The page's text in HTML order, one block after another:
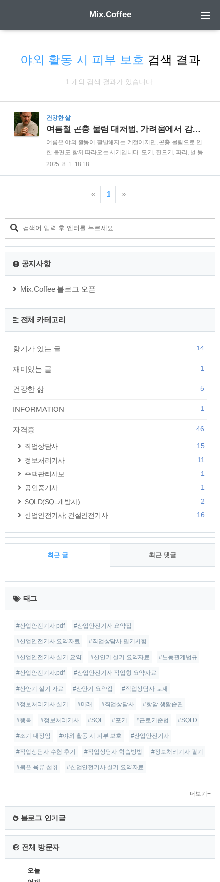
Mix.Coffee
야외 활동 시 피부 보호 검색 결과
1 개의 검색 결과가 있습니다.
건강한 삶
여름철 곤충 물림 대처법, 가려움에서 감염까지 완벽히 관리하기
여름은 야외 활동이 활발해지는 계절이지만, 곤충 물림으로 인
한 불편도 함께 따라오는 시기입니다. 모기, 진드기, 파리, 벌 등
다양한 곤충이 피부에 자극을 주며 알레르기 반응을 유발할 수
수 있습니다. 따라서 올바른 예방과 관리 방법을 통해 곤충 물림
으로 인한 피부 문제를 효과적으로 대처할 필요가 있습니다. 이
인한 피부 반응곤충 물림으로 인해 발생하는 반응은 보통 국소
부위에서 가볍게 끝나는 경우가 많습니다. 하지만 사람에 따라
피부 면역 체계의 과민 반응..
2025. 8. 1. 18:18
« 1 »
공지사항
Mix.Coffee 블로그 오픈
전체 카테고리
향기가 있는 글 14
재미있는 글 1
건강한 삶 5
INFORMATION 1
자격증 46
직업상담사
15
정보처리기사
11
주택관리사보
1
공인중개사
1
SQLD(SQL개발자)
2
산업안전기사; 건설안전기사
16
최근 글 최근 댓글
최
근
글
태그
#산업안전기사 pdf #산업안전기사 요약집
#산업안전기사 요약자료 #직업상담사 필기시험
#산업안전기사 실기 요약 #산안기 실기 요약자료 #노동관계법규
#산업안전기사.pdf #산업안전기사 작업형 요약자료
#산안기 실기 자료 #산안기 요약집 #직업상담사 교재
#정보처리기사 실기 #미래 #직업상담사 #항암 생활습관
#행복 #정보처리기사 #SQL #포기 #근로기준법 #SQLD
#조기 대장암 #야외 활동 시 피부 보호 #산업안전기사
#직업상담사 수험 후기 #직업상담사 학습방법 #정보처리기사 필기
#붉은 육류 섭취 #산업안전기사 실기 요약자료
더보기+
블로그 인기글
전체 방문자
오늘